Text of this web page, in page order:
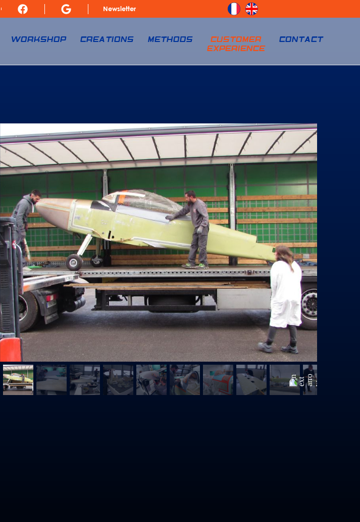
Newsletter
WORKSHOP CREATIONS METHODS
CUSTOMER
EXPERIENCE
CONTACT